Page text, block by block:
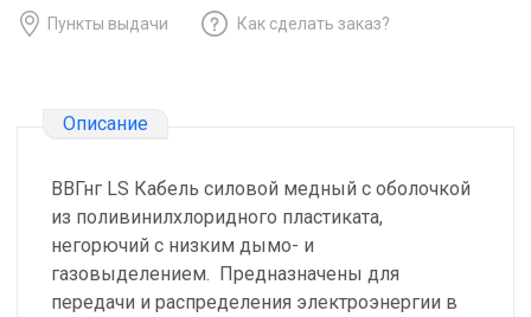
Пункты выдачи Как сделать заказ?
Описание
ВВГнг LS Кабель силовой медный с оболочкой
из поливинилхлоридного пластиката,
негорючий с низким дымо- и
газовыделением. Предназначены для
передачи и распределения электроэнергии в